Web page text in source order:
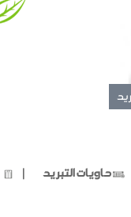
حاويات التبريد ❘